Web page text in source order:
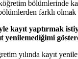
bölümlerinde
farklı
yaptırmak
yenilemediğimi
yılında kayıt